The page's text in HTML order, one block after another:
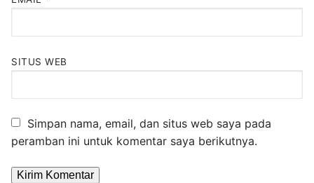
SITUS WEB
Simpan nama, email, dan situs web saya pada
peramban ini untuk komentar saya berikutnya.